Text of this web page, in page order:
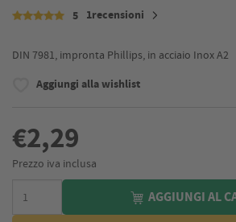
5 1recensioni
DIN 7981, impronta Phillips, in acciaio Inox A2
Aggiungi alla wishlist
€2,29
Prezzo iva inclusa
AGGIUNGI AL